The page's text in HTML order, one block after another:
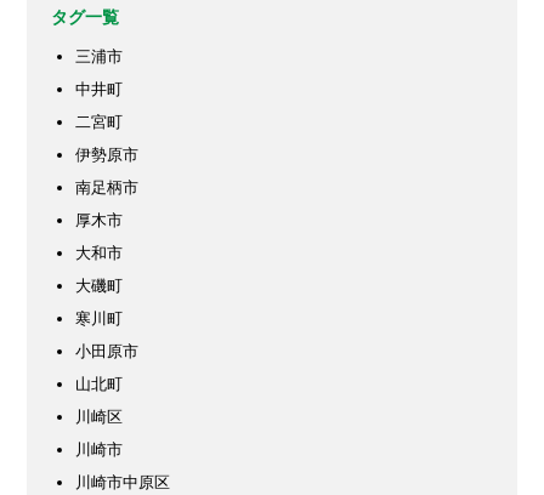
タグ一覧
三浦市
中井町
二宮町
伊勢原市
南足柄市
厚木市
大和市
大磯町
寒川町
小田原市
山北町
川崎区
川崎市
川崎市中原区